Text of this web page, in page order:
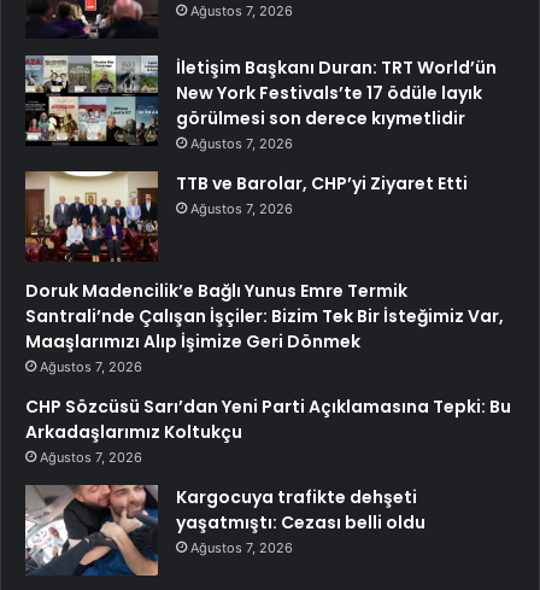
Ağustos 7, 2026
İletişim Başkanı Duran: TRT World’ün
New York Festivals’te 17 ödüle layık
görülmesi son derece kıymetlidir
Ağustos 7, 2026
TTB ve Barolar, CHP’yi Ziyaret Etti
Ağustos 7, 2026
Doruk Madencilik’e Bağlı Yunus Emre Termik
Santrali’nde Çalışan İşçiler: Bizim Tek Bir İsteğimiz Var,
Maaşlarımızı Alıp İşimize Geri Dönmek
Ağustos 7, 2026
CHP Sözcüsü Sarı’dan Yeni Parti Açıklamasına Tepki: Bu
Arkadaşlarımız Koltukçu
Ağustos 7, 2026
Kargocuya trafikte dehşeti
yaşatmıştı: Cezası belli oldu
Ağustos 7, 2026